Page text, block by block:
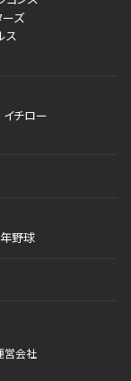
ズ
ス
イチロー
野球
営会社